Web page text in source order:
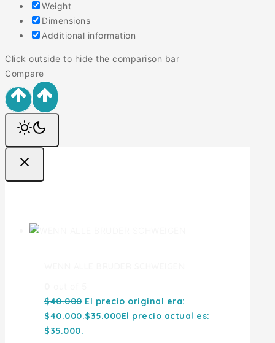
Weight
Dimensions
Additional information
Click outside to hide the comparison bar
Compare
$40.000 El precio original era:
$40.000.$35.000El precio actual es:
$35.000.